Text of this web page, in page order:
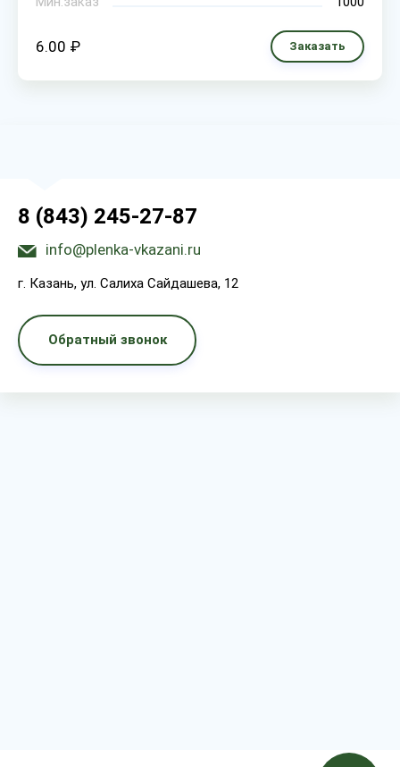
6.00 ₽ Заказать
8 (843) 245-27-87
info@plenka-vkazani.ru
г. Казань, ул. Салиха Сайдашева, 12
Обратный звонок